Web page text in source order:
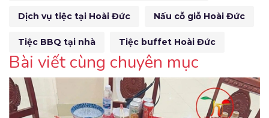
Dịch vụ tiệc tại Hoài Đức Nấu cỗ giỗ Hoài Đức
Tiệc BBQ tại nhà Tiệc buffet Hoài Đức
Bài viết cùng chuyên mục